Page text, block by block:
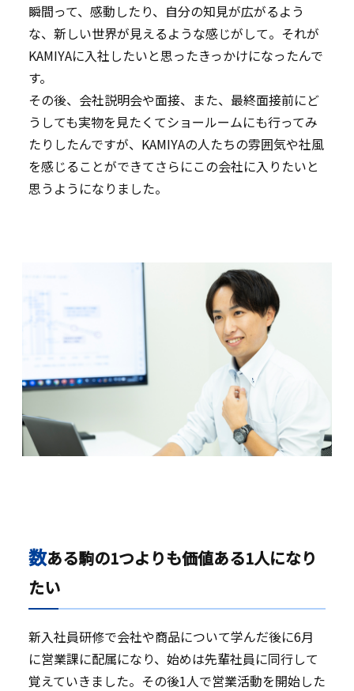
瞬間って、感動したり、自分の知見が広がるよう
な、新しい世界が見えるような感じがして。それが
KAMIYAに入社したいと思ったきっかけになったんで
す。
その後、会社説明会や面接、また、最終面接前にど
うしても実物を見たくてショールームにも行ってみ
たりしたんですが、KAMIYAの人たちの雰囲気や社風
を感じることができてさらにこの会社に入りたいと
思うようになりました。
数ある駒の1つよりも価値ある1人になり
たい
新入社員研修で会社や商品について学んだ後に6月
に営業課に配属になり、始めは先輩社員に同行して
覚えていきました。その後1人で営業活動を開始した